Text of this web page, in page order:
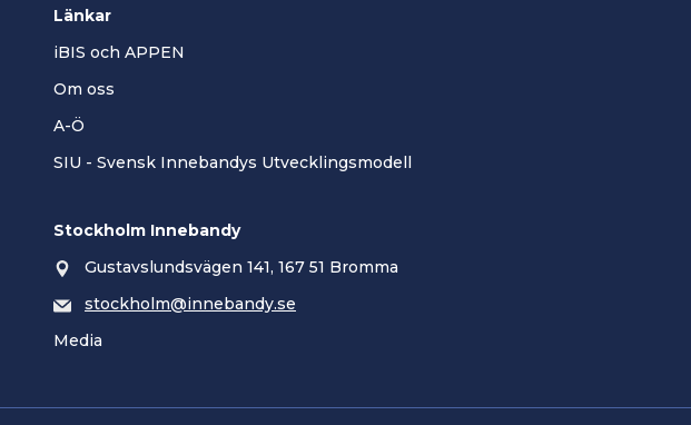
Länkar
iBIS och APPEN
Om oss
A-Ö
SIU - Svensk Innebandys Utvecklingsmodell
Stockholm Innebandy
Gustavslundsvägen 141, 167 51 Bromma
stockholm@innebandy.se
Media